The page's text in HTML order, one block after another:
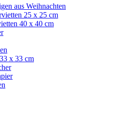
aus Weihnachten
25 x 25 cm
40 x 40 cm
x 33 cm